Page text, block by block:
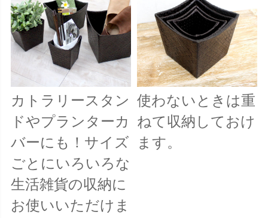
カトラリースタン
ドやプランターカ
バーにも！サイズ
ごとにいろいろな
生活雑貨の収納に
お使いいただけま
使わないときは重
ねて収納しておけ
ます。